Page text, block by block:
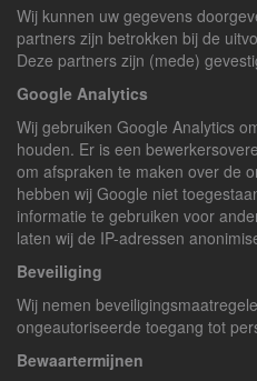
Wij kunnen uw gegevens
partners zijn betrokken bij de
Deze partners zijn (mede)
Google Analytics
Wij gebruiken Google Analytics
houden. Er is een
om afspraken te maken over de
hebben wij Google niet
informatie te gebruiken voor
laten wij de IP-adressen
Beveiliging
Wij nemen
ongeautoriseerde toegang tot
Bewaartermijnen